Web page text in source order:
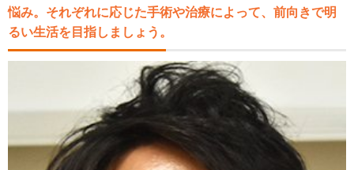
悩み。それぞれに応じた手術や治療によって、前向きで明
るい生活を目指しましょう。